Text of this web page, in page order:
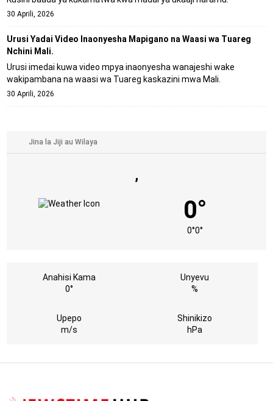
30 Aprili, 2026
Urusi Yadai Video Inaonyesha Mapigano na Waasi wa Tuareg
Nchini Mali.
Urusi imedai kuwa video mpya inaonyesha wanajeshi wake
wakipambana na waasi wa Tuareg kaskazini mwa Mali.
30 Aprili, 2026
,
0°
0°0°
Anahisi Kama
0°
Unyevu
%
Upepo
m/s
Shinikizo
hPa